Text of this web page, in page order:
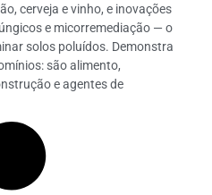
cerveja e vinho, e inovações
e micorremediação — o
solos poluídos. Demonstra
são alimento,
e agentes de